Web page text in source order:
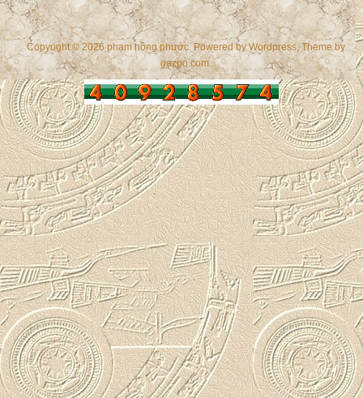
Copyright © 2026 phạm hồng phước. Powered byWordpress, Theme by
gazpo.com.